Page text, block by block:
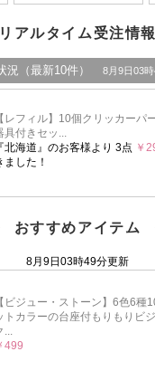
リアルタイム受注情報
おすすめアイテム